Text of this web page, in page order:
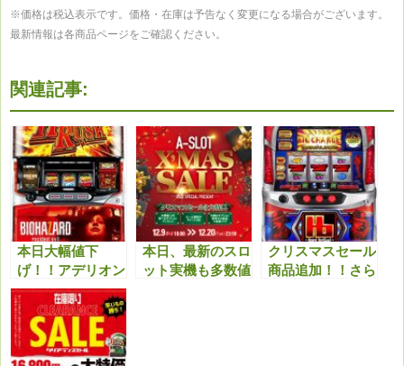
※価格は税込表示です。価格・在庫は予告なく変更になる場合がございます。
最新情報は各商品ページをご確認ください。
関連記事:
本日大幅値下
げ！！アデリオン
パチスロ バイオ
ハザード7 レジデ
ント イービルが
狙い時！！
本日、最新のスロ
ット実機も多数値
クリスマスセール
商品追加！！さら